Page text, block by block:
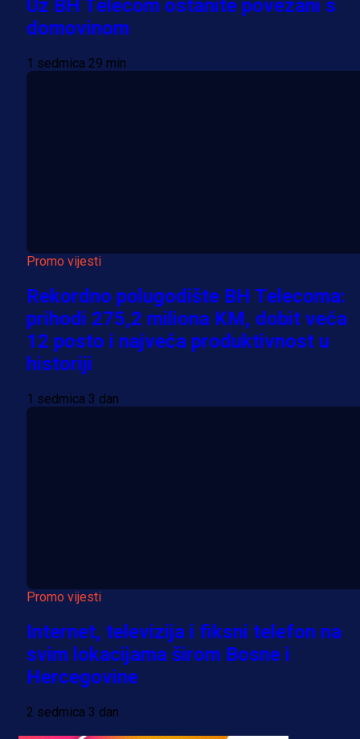
Uz BH Telecom ostanite povezani s
domovinom
1 sedmica 29 min
Promo vijesti
Rekordno polugodište BH Telecoma:
prihodi 275,2 miliona KM, dobit veća
12 posto i najveća produktivnost u
historiji
1 sedmica 3 dan
Promo vijesti
Internet, televizija i fiksni telefon na
svim lokacijama širom Bosne i
Hercegovine
2 sedmica 3 dan